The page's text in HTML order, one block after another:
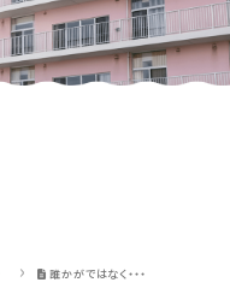
誰かがではなく・・・